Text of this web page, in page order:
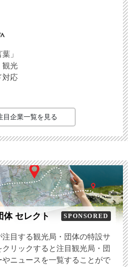
」
観光
対応
目企業一覧を見る
体 セレクト SPONSORED
注目する観光局・団体の特設サ
リックすると注目観光局・団
ニュースを一覧することがで